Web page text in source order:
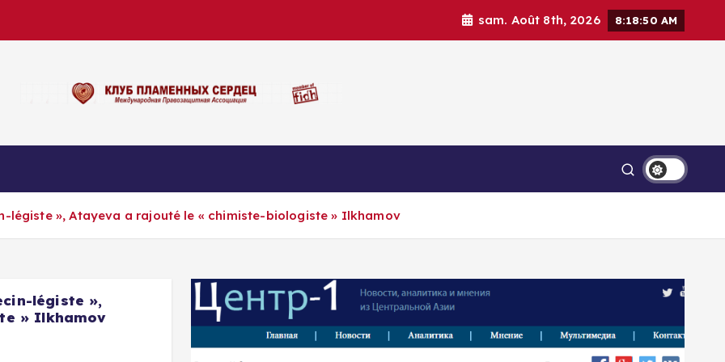
sam. Août 8th, 2026 8:18:52 AM
légiste », Atayeva a rajouté le « chimiste-biologiste » Ilkhamov
légiste »,
» Ilkhamov